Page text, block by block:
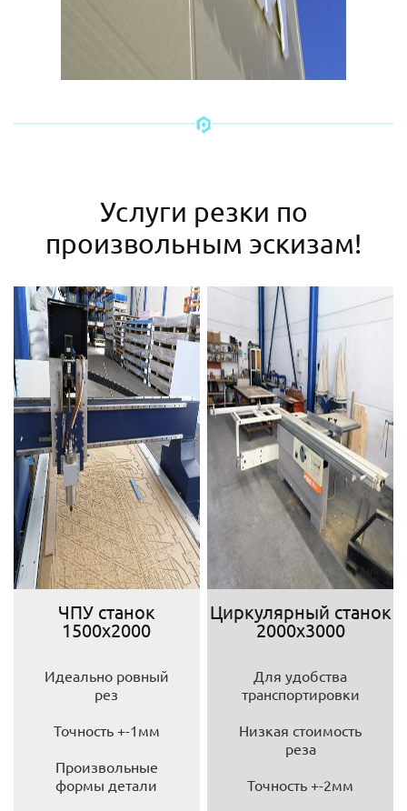
Услуги резки по
произвольным эскизам!
ЧПУ станок
1500х2000
Идеально ровный
рез
Точность +-1мм
Произвольные
формы детали
Циркулярный станок
2000х3000
Для удобства
транспортировки
Низкая стоимость
реза
Точность +-2мм